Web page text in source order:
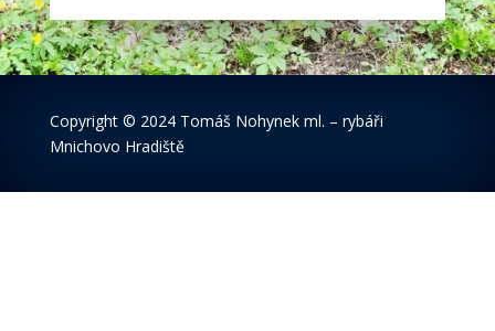
Copyright © 2024 Tomáš Nohynek ml. – rybáři
Mnichovo Hradiště